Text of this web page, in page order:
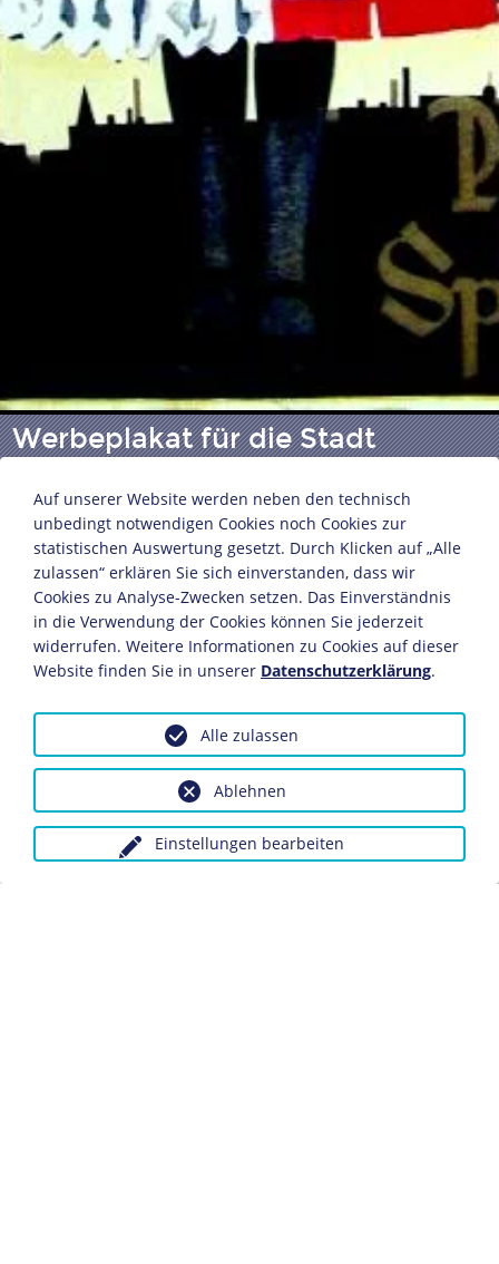
Werbeplakat für die Stadt
"Besuchet Cottbus / Die Pforte zum Spreewald"
Entwurf: Ludwig Hohlwein
Druckerei: Herm. Sonntag und Co.
München, um 1930
82,7 x 58,2 cm
Berlin
Inv.-Nr.: P 73/3495
Dieses Objekt ist eingebunden in folgende LeMO-Seite:
Biografie Ludwig Hohlwein
Auf unserer Website werden neben den technisch
unbedingt notwendigen Cookies noch Cookies zur
statistischen Auswertung gesetzt. Durch Klicken auf „Alle
zulassen“ erklären Sie sich einverstanden, dass wir
Cookies zu Analyse-Zwecken setzen. Das Einverständnis
in die Verwendung der Cookies können Sie jederzeit
widerrufen. Weitere Informationen zu Cookies auf dieser
Website finden Sie in unserer Datenschutzerklärung.
Einstellungen bearbeiten
Ablehnen
Alle zulassen